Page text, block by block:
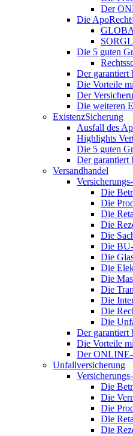
Der
Die
Die 5 guten
Der garantiert
Die Vorteile
Der
Die weiteren
ExistenzSicherung
Ausfall des
Highlights
Die 5 guten
Der garantiert
Versandhandel
Die
Die
Die
Die
Die
Die
Die
Die
Die
Die
Die
Die
Die
Der garantiert
Die Vorteile
Der
Unfallversicherung
Die
Die
Die
Die
Die